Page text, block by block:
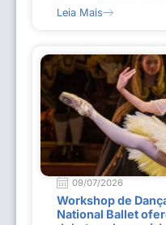
Leia Mais
09/07/2026
Workshop de
National Ballet